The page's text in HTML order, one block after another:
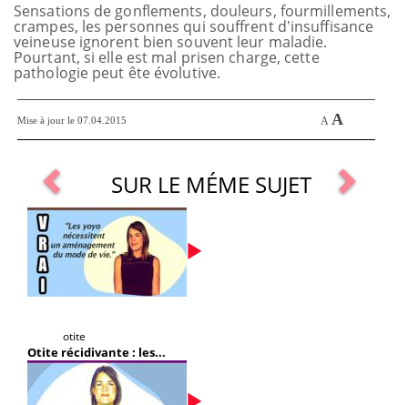
Sensations de gonflements, douleurs, fourmillements,
crampes, les personnes qui souffrent d'insuffisance
veineuse ignorent bien souvent leur maladie.
Pourtant, si elle est mal prisen charge, cette
pathologie peut ête évolutive.
Mise à jour le 07.04.2015 A A
SUR LE MÉME SUJET
otite
Otite récidivante : les...